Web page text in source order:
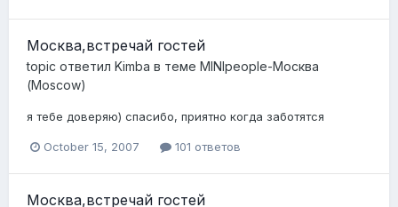
Москва,встречай гостей
topic ответил Kimba в теме MINIpeople-Москва
(Moscow)
я тебе доверяю) спасибо, приятно когда заботятся
October 15, 2007 101 ответов
Москва,встречай гостей